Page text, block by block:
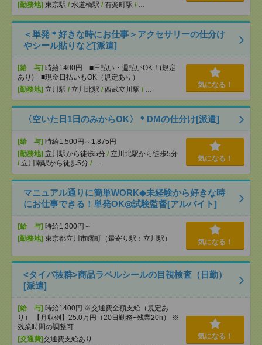
[勤務地] 東京駅 / 水道橋駅 / 有楽町駅 / …
＜単発＊好きな時にお仕事＞アクセサリーの仕分け
やシール貼りなど[派遣]
[給 与] 時給1400円 ■日払い・週払いOK！(規定
あり) ■現金日払いもOK（規定あり）
[勤務地] 立川駅 / 立川北駅 / 西武立川駅 / …
気になる！
〈空いた日1日のみからOK〉＊DMの仕分け[派遣]
[給 与] 時給1,500円～1,875円
[勤務地] 立川駅から徒歩5分 / 立川北駅から徒歩5分
/ 立川南駅から徒歩5分 / …
気になる！
マニュアル通りに簡単WORK◆未経験から好きな時
にお仕事できる！単発OK◎試験監督[アルバイト]
[給 与] 時給1,300円～
[勤務地] 東京都立川市曙町（最寄り駅：立川駅） 気になる！
<タイパ抜群>商品ラベルシールの目視検査（日勤）
[派遣]
[給 与] 時給1400円 ※交通費全額支給（規定あ
り） 【月収例】25.0万円（20日勤務+残業20h） ※
残業時間の調整可
[交通費]交通費支給あり
気になる！